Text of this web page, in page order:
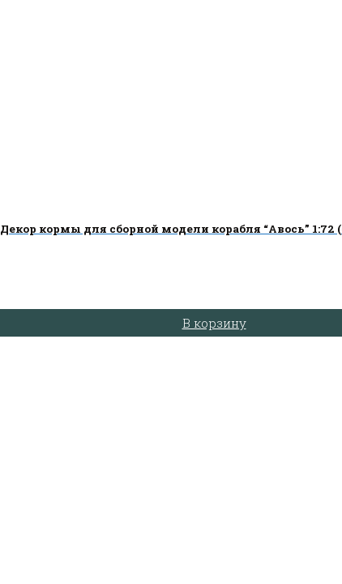
Декор кормы для сборной модели корабля “Авось” 1:72
В корзину